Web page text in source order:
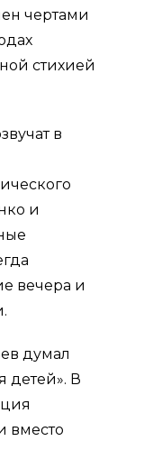
чертами
стихией
в
и
вечера и
думал
детей». В
вместо